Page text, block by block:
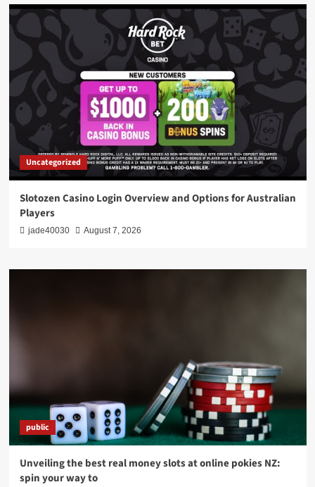
Uncategorized
Slotozen Casino Login Overview and Options for Australian
Players
jade40030 August 7, 2026
public
Unveiling the best real money slots at online pokies NZ:
spin your way to